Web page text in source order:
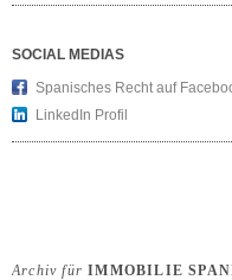
SOCIAL MEDIAS
Spanisches Recht auf
LinkedIn Profil
Archiv fürIMMOBILIE